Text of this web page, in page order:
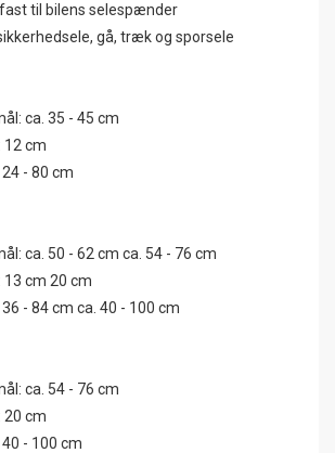
til bilens selespænder
gå, træk og sporsele
ca. 35 - 45 cm
cm
- 80 cm
ca. 50 - 62 cm ca. 54 - 76 cm
cm 20 cm
- 84 cm ca. 40 - 100 cm
ca. 54 - 76 cm
cm
- 100 cm